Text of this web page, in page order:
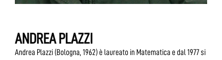
ANDREA PLAZZI
Andrea Plazzi (Bologna, 1962) è laureato in Matematica e dal 1977 si